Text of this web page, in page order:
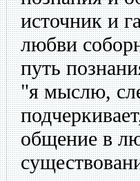
источник и
любви
путь
"я мыслю,
общение в